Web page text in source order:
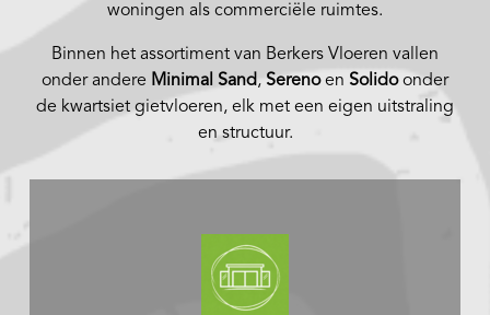
woningen als commerciële ruimtes.
Binnen het assortiment van Berkers Vloeren vallen
onder andere Minimal Sand, Serenoen Solidoonder
de kwartsiet gietvloeren, elk met een eigen uitstraling
en structuur.